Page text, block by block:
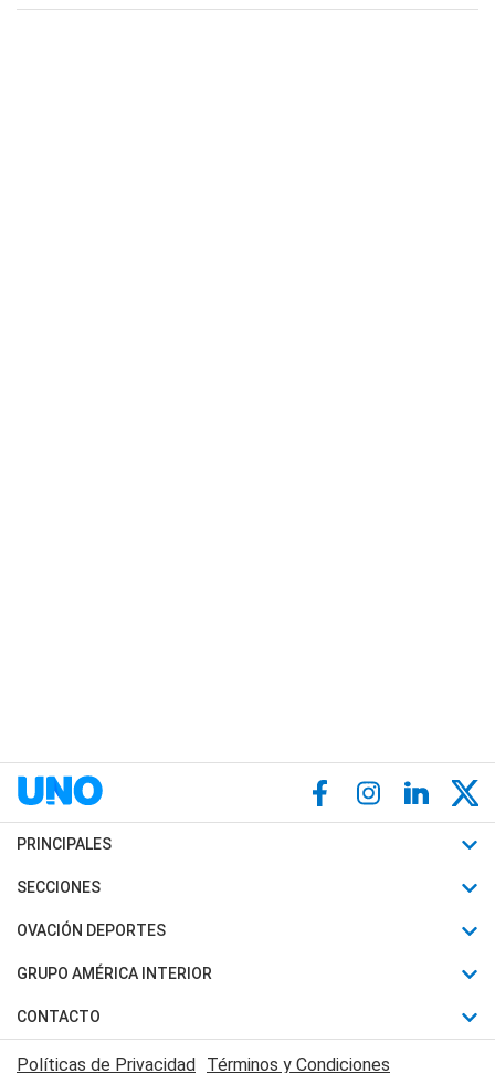
PRINCIPALES
Últimas Noticias
Política
Judiciales
Economia
SECCIONES
Horóscopo
Motores
Trucos caseros
OVACIÓN DEPORTES
Fútbol
Mundial
Automovilismo
GRUPO AMÉRICA INTERIOR
Canal 7 en Vivo
CONTACTO
Acerca de Nosotros
Políticas de Privacidad Términos y Condiciones